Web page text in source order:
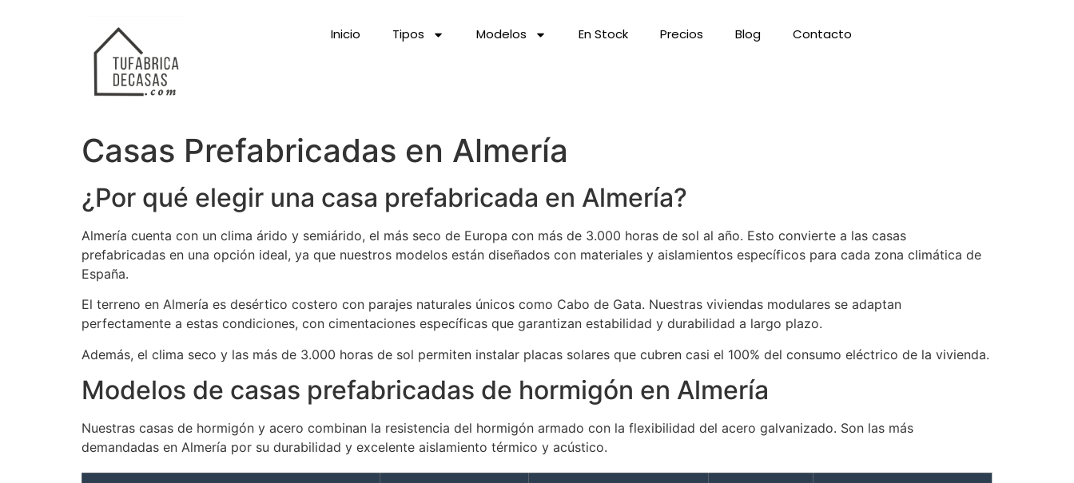
Inicio Tipos Modelos En Stock Precios Blog Contacto
Casas Prefabricadas en Almería
¿Por qué elegir una casa prefabricada en Almería?
Almería cuenta con un clima árido y semiárido, el más seco de Europa con más de 3.000 horas de sol al año. Esto convierte a las casas
prefabricadas en una opción ideal, ya que nuestros modelos están diseñados con materiales y aislamientos específicos para cada zona climática de
España.
El terreno en Almería es desértico costero con parajes naturales únicos como Cabo de Gata. Nuestras viviendas modulares se adaptan
perfectamente a estas condiciones, con cimentaciones específicas que garantizan estabilidad y durabilidad a largo plazo.
Además, el clima seco y las más de 3.000 horas de sol permiten instalar placas solares que cubren casi el 100% del consumo eléctrico de la vivienda.
Modelos de casas prefabricadas de hormigón en Almería
Nuestras casas de hormigón y acero combinan la resistencia del hormigón armado con la flexibilidad del acero galvanizado. Son las más
demandadas en Almería por su durabilidad y excelente aislamiento térmico y acústico.